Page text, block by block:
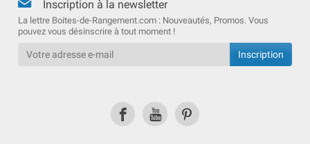
Inscription à la newsletter
La lettre Boites-de-Rangement.com : Nouveautés, Promos. Vous
pouvez vous désinscrire à tout moment !